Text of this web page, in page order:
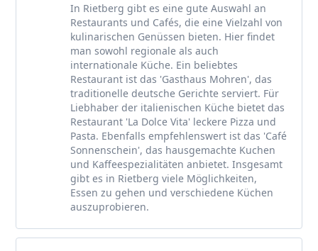
In Rietberg gibt es eine gute Auswahl an
Restaurants und Cafés, die eine Vielzahl von
kulinarischen Genüssen bieten. Hier findet
man sowohl regionale als auch
internationale Küche. Ein beliebtes
Restaurant ist das 'Gasthaus Mohren', das
traditionelle deutsche Gerichte serviert. Für
Liebhaber der italienischen Küche bietet das
Restaurant 'La Dolce Vita' leckere Pizza und
Pasta. Ebenfalls empfehlenswert ist das 'Café
Sonnenschein', das hausgemachte Kuchen
und Kaffeespezialitäten anbietet. Insgesamt
gibt es in Rietberg viele Möglichkeiten,
Essen zu gehen und verschiedene Küchen
auszuprobieren.